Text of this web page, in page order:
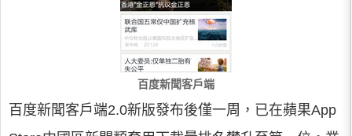
百度新聞客戶端
百度新聞客戶端2.0新版發布後僅一周，已在蘋果App